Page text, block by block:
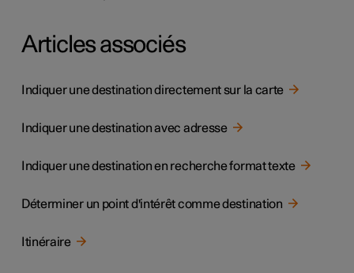
Articles associés
Indiquer une destination directement sur la carte
Indiquer une destination avec adresse
Indiquer une destination en recherche format texte
Déterminer un point d'intérêt comme destination
Itinéraire